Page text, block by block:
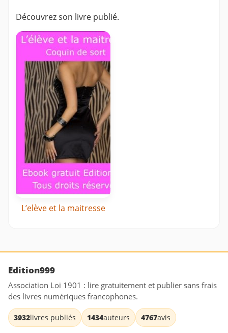
Découvrez son livre publié.
L’elève et la maitresse
Edition999
Association Loi 1901 : lire gratuitement et publier sans frais
des livres numériques francophones.
3932livres publiés 1434auteurs 4767avis